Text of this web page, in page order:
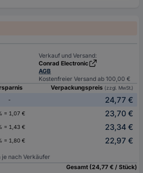
Verkauf und Versand:
Conrad Electronic
AGB
Kostenfreier Versand ab 100,00 €
Verpackungspreis (zzgl. MwSt.)
-
24,77 €
= 1,07 €
23,70 €
= 1,43 €
23,34 €
= 1,80 € 22,97 €
nach Verkäufer
Gesamt (24,77 € / Stück)